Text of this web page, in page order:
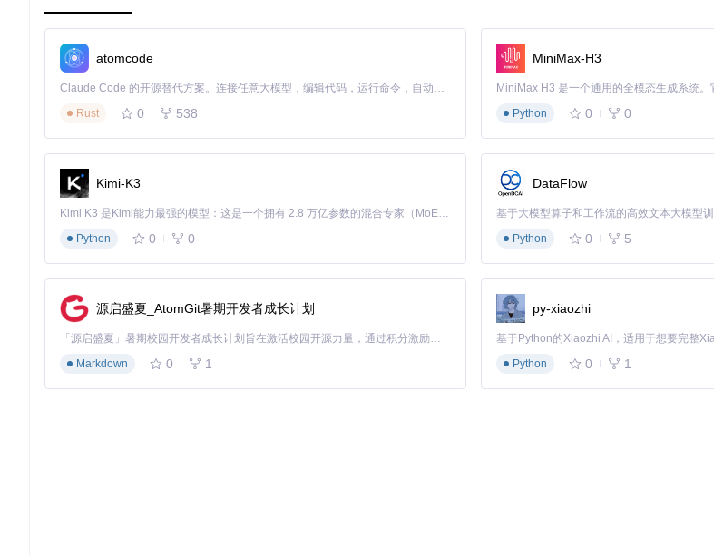
新手猎人
休闲玩家
减轻操作负担
启用简化界面模式，减少信息干扰
直播主播
观众互动体验 战斗数据投屏+事件标记 配置自定义颜色方案，提升视觉辨识度
位的伤害效率，帮助玩家找到最优输出位置。
未来狩猎图景：工具进化的三个方向
随着技术发展，HunterPie正从单纯的信息展示工具向智能狩猎伙伴演进，未来可能呈现以下发展方向：
战斗预测系统
：通过分析数千场狩猎数据，建立怪物行为模型。当检测到怪物做出特定预备动作时，系统能提前0.5秒预
优规避路线建议，如同经验丰富的狩猎导师在旁指导。
环境自适应界面
：借鉴生物拟态机制，界面元素会根据当前狩猎场景自动调整。在冰原环境中，UI会切换为高对比度配
面亮度以减少视觉干扰，实现界面与游戏场景的有机融合。
社群协作中枢 ：突破单机辅助限制，发展为团队狩猎协调系统。通过实时数据共享，团队成员可看到彼此的技能冷却、
如"控场-输出-治疗"的无缝配合，将四人小队的协作效率提升至新高度。
HunterPie的进化之路，恰如猎人技艺的精进过程——从简单的工具使用，到与工具形成本能般的协同，最终达到人、工
atomcode
Claude Code 的开源替代方案。连接任意大模型，编辑代码，运行命令，自动验证 — 全自动执行。用 Rust 构建，极致性能。 ｜ An open-source alternative to Claude Code. Connect any LLM, edit code, run commands, and verify changes — autonomously. Built in Rust for speed. Get Started
Rust
0 538
MiniMax-H3
Python
0 0
Kimi-K3
Kimi K3 是Kimi能力最强的模型：这是一个拥有 2.8 万亿参数的混合专家（MoE）模型，具备原生视觉理解能力，并支持 100 万 token 的上下文窗口。
Python
0 0
DataFlow
基于大模型算子和工作流的高效文本大模型
Python
0 5
源启盛夏_AtomGit暑期开发者成长计划
「源启盛夏」暑期校园开发者成长计划旨在激活校园开源力量，通过积分激励、认证扶持、资源倾斜等形式，引导高校组织和开发者完成「入驻 — 建项目 — 做贡献 — 获认证 — 得资源」的完整闭环。无论你是想带领社团入驻平台的组织者，还是希望用代码贡献证明自己的开发者，都能在这里找到属于你的成长路径。
Markdown
0 1
py-xiaozhi
Python
0 1